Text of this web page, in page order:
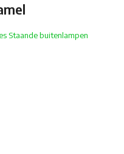
Staande buitenlampen